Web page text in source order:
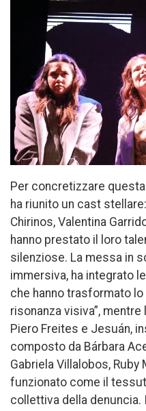
Per concretizzare
ha riunito un cast
Chirinos, Valentina
hanno prestato il loro
silenziose. La messa in
immersiva, ha integrato
che hanno trasformato lo
risonanza visiva”,
Piero Freites e Jesuán,
composto da Bárbara
Gabriela Villalobos, Ruby
funzionato come il
collettiva della denuncia.